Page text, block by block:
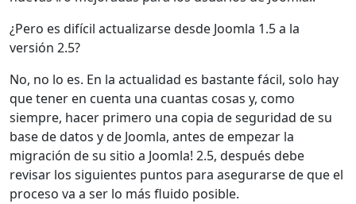
¿Pero es difícil actualizarse desde Joomla 1.5 a la
versión 2.5?
No, no lo es. En la actualidad es bastante fácil, solo hay
que tener en cuenta una cuantas cosas y, como
siempre, hacer primero una copia de seguridad de su
base de datos y de Joomla, antes de empezar la
migración de su sitio a Joomla! 2.5, después debe
revisar los siguientes puntos para asegurarse de que el
proceso va a ser lo más fluido posible.